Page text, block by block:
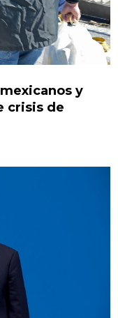
y
crisis de